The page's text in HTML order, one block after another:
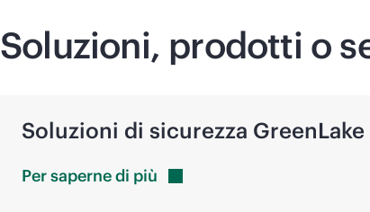
Soluzioni, prodotti o
Soluzioni di sicurezza GreenLake
Per saperne di più